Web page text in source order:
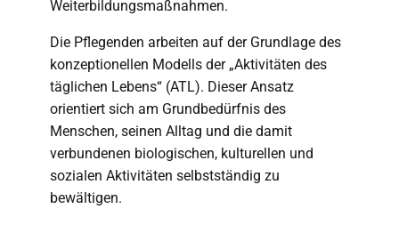
Weiterbildungsmaßnahmen.
Die Pflegenden arbeiten auf der Grundlage des
konzeptionellen Modells der „Aktivitäten des
täglichen Lebens“ (ATL). Dieser Ansatz
orientiert sich am Grundbedürfnis des
Menschen, seinen Alltag und die damit
verbundenen biologischen, kulturellen und
sozialen Aktivitäten selbstständig zu
bewältigen.